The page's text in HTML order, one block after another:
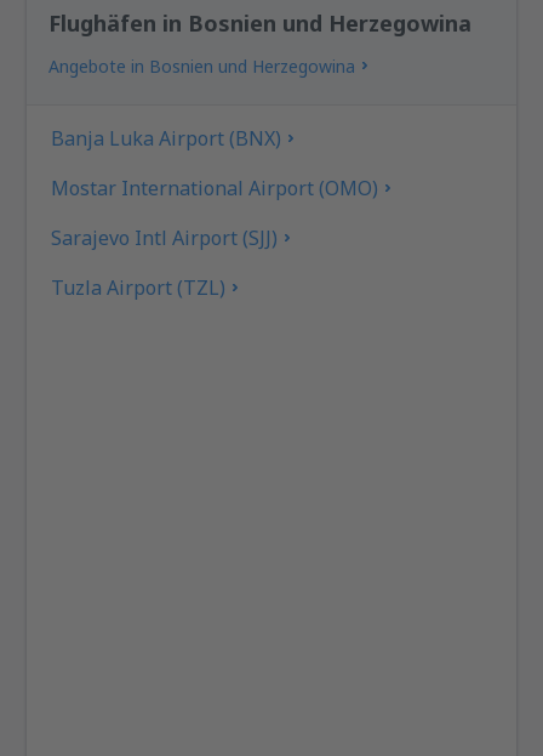
Flughäfen in Bosnien und Herzegowina
Angebote in Bosnien und Herzegowina
Banja Luka Airport (BNX)
Mostar International Airport (OMO)
Sarajevo Intl Airport (SJJ)
Tuzla Airport (TZL)